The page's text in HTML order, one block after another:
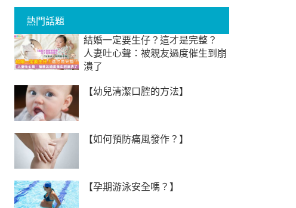
熱門話題
結婚一定要生仔？這才是完整？
人妻吐心聲：被親友過度催生到崩
潰了
【幼兒清潔口腔的方法】
【如何預防痛風發作？】
【孕期游泳安全嗎？】